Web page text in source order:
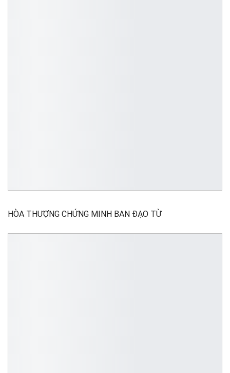
HÒA THƯỢNG CHỨNG MINH BAN ĐẠO TỪ